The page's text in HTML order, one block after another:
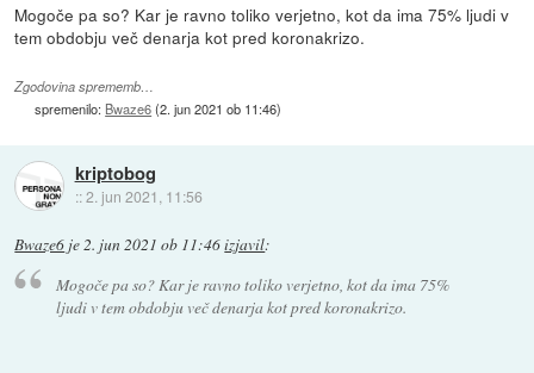
Mogoče pa so? Kar je ravno toliko verjetno, kot da ima 75% ljudi v
tem obdobju več denarja kot pred koronakrizo.
Zgodovina sprememb…
spremenilo: Bwaze6(2. jun 2021 ob 11:46)
kriptobog
::2. jun 2021, 11:56
Bwaze6 je2. jun 2021 ob 11:46izjavil:
Mogoče pa so? Kar je ravno toliko verjetno, kot da ima 75%
ljudi v tem obdobju več denarja kot pred koronakrizo.